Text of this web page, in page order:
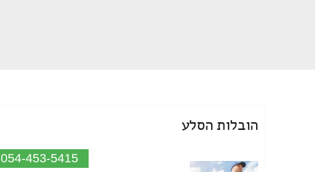
הובלות הסלע
054-453-5415